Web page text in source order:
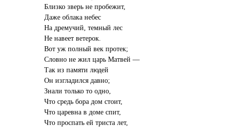
Близко зверь не пробежит,
Даже облака небес
На дремучий, темный лес
Не навеет ветерок.
Вот уж полный век протек;
Словно не жил царь Матвей —
Так из памяти людей
Он изгладился давно;
Знали только то одно,
Что средь бора дом стоит,
Что царевна в доме спит,
Что проспать ей триста лет,